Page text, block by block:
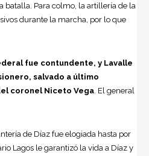
batalla. Para colmo, la artillería de la
durante la marcha, por lo que
fue contundente, y Lavalle
salvado a último
coronel Niceto Vega . El general
de Díaz fue elogiada hasta por
Lagos le garantizó la vida a Díaz y